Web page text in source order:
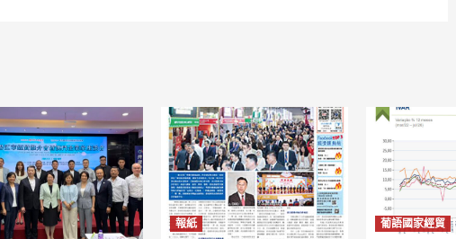
報紙 葡語國家經貿